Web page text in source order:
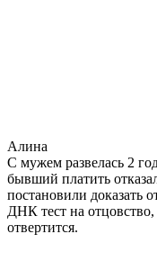
Алина
С мужем развелась 2
бывший платить
постановили доказать
ДНК тест на отцовство,
отвертится.